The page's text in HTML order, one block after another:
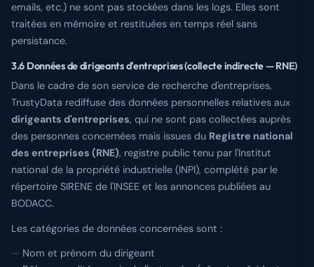
emails, etc.) ne sont pas stockées dans les logs. Elles sont
traitées en mémoire et restituées en temps réel sans
persistance.
3.6 Données de dirigeants d'entreprises (collecte indirecte — RNE)
Dans le cadre de son service de recherche d'entreprises,
TrustyData rediffuse des données personnelles relatives aux
dirigeants d'entreprises, qui ne sont pas collectées auprès
des personnes concernées mais issues du Registre national
des entreprises (RNE), registre public tenu par l'Institut
national de la propriété industrielle (INPI), complété par le
répertoire SIRENE de l'INSEE et les annonces publiées au
BODACC.
Les catégories de données concernées sont :
Nom et prénom du dirigeant